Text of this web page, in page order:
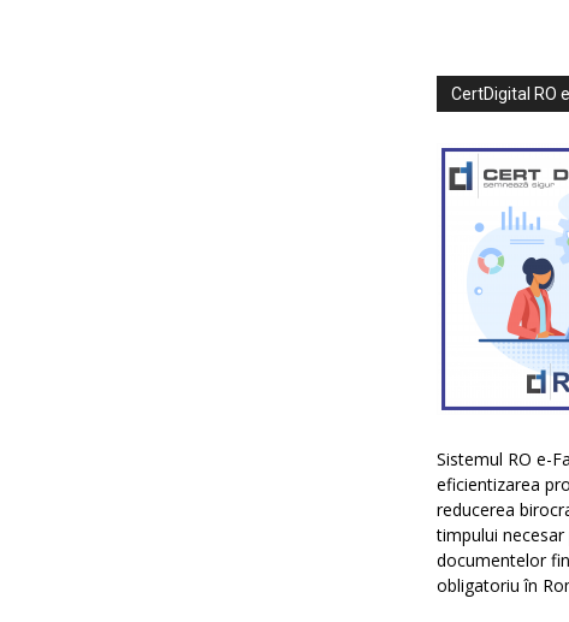
CertDigital RO
Sistemul RO e-
eficientizarea
reducerea
timpului
documentelor
obligatoriu în